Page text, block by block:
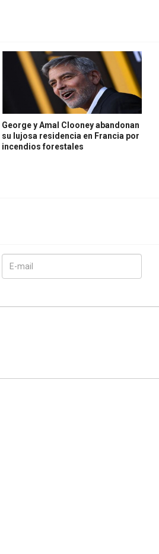
George y Amal Clooney abandonan
su lujosa residencia en Francia por
incendios forestales